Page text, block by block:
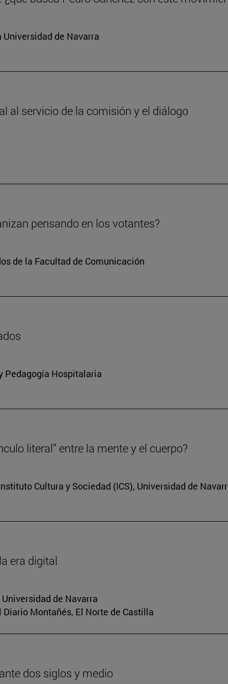
de Navarra
al servicio de la comisión y el diálogo
pensando en los votantes?
de la Facultad de Comunicación
Pedagogía Hospitalaria
literal” entre la mente y el cuerpo?
Cultura y Sociedad (ICS), Universidad de
era digital
de Navarra
Diario Montañés, El Norte de Castilla
dos siglos y medio